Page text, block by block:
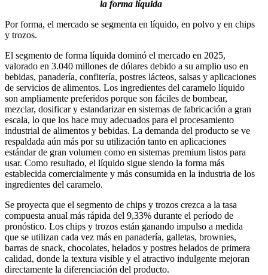
la forma líquida
Por forma, el mercado se segmenta en líquido, en polvo y en chips
y trozos.
El segmento de forma líquida dominó el mercado en 2025,
valorado en 3.040 millones de dólares debido a su amplio uso en
bebidas, panadería, confitería, postres lácteos, salsas y aplicaciones
de servicios de alimentos. Los ingredientes del caramelo líquido
son ampliamente preferidos porque son fáciles de bombear,
mezclar, dosificar y estandarizar en sistemas de fabricación a gran
escala, lo que los hace muy adecuados para el procesamiento
industrial de alimentos y bebidas. La demanda del producto se ve
respaldada aún más por su utilización tanto en aplicaciones
estándar de gran volumen como en sistemas premium listos para
usar. Como resultado, el líquido sigue siendo la forma más
establecida comercialmente y más consumida en la industria de los
ingredientes del caramelo.
Se proyecta que el segmento de chips y trozos crezca a la tasa
compuesta anual más rápida del 9,33% durante el período de
pronóstico. Los chips y trozos están ganando impulso a medida
que se utilizan cada vez más en panadería, galletas, brownies,
barras de snack, chocolates, helados y postres helados de primera
calidad, donde la textura visible y el atractivo indulgente mejoran
directamente la diferenciación del producto.